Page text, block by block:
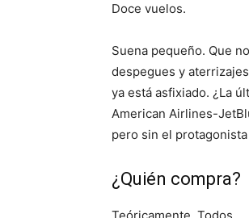
Doce vuelos.
Suena pequeño. Que
despegues y
ya está asfixiado. ¿La
American Airlines-
pero sin el
¿Quién compra?